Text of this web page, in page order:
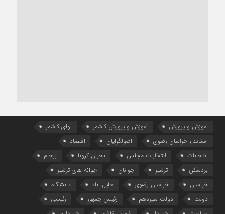
آموزش و پرورش آموزش و پرورش کاشمر
آوای کاشمر
استاندار خراسان رضوی
اصولگرایان
اقتصاد
انتخابات
انتخابات مجلس بحران کرونا
برجام
بردسکن
ترشیز جوانان
جوانه های ترشیز
خراسان
خراسان رضوی خلیل آباد
دانشگاه
دولت
دولت سیزدهم رئیس جمهور
رئیسی